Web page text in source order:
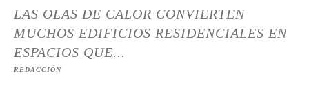
LAS OLAS DE CALOR CONVIERTEN
MUCHOS EDIFICIOS RESIDENCIALES EN
ESPACIOS QUE...
REDACCIÓN